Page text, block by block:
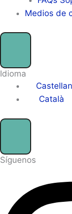
Medios de
Idioma
Català
Síguenos